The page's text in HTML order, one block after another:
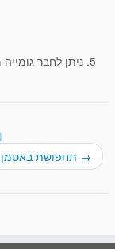
ניתן לחבר
→ תחפושת באטמן